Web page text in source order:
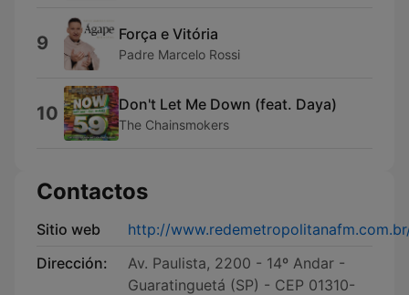
9 Força e Vitória
Padre Marcelo Rossi
10 Don't Let Me Down (feat. Daya)
The Chainsmokers
Contactos
Sitio web
http://
Dirección:
Av. Paulista, 2200 - 14º Andar -
Guaratinguetá (SP) - CEP 01310-